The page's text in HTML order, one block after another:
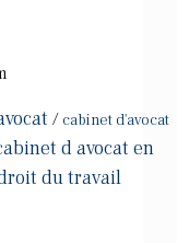
/ cabinet d'avocat
d avocat en
du travail